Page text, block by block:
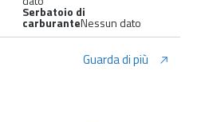
Serbatoio di
carburanteNessun dato
Guarda di più